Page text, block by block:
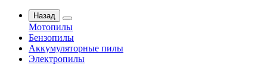
Назад
Мотопилы
Бензопилы
Аккумуляторные пилы
Электропилы